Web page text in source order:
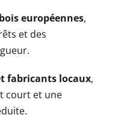
européennes,
et des
fabricants locaux,
court et une